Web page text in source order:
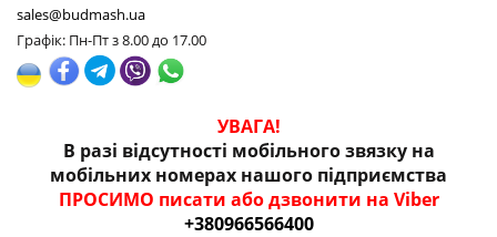
sales@budmash.ua
Графік: Пн-Пт з 8.00 до 17.00
УВАГА!
В разі відсутності мобільного звязку на
мобільних номерах нашого підприємства
ПРОСИМО писати або дзвонити на Viber
+380966566400